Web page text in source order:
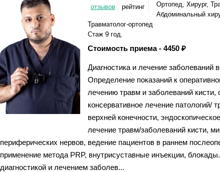
отзывов рейтинг
Ортопед, Хирург,
Абдоминальный
Травматолог-ортопед
Стаж 9 год.
Стоимость приема - 4450 ₽
Диагностика и лечение заболеваний
Определение показаний к
лечению травм и заболеваний кисти,
консервативное лечение патологий/
верхней конечности,
лечение травм/заболеваний кисти,
периферических нервов, ведение пациентов в раннем
применение метода PRP, внутрисуставные инъекции,
диагностикой и лечением заболев...